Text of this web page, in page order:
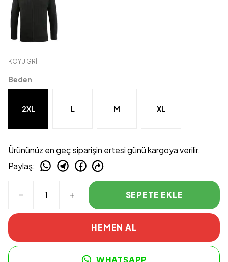
KOYU GRİ
Beden
2XL L M XL
Ürününüz en geç siparişin ertesi günü kargoya verilir.
Paylaş:
SEPETE EKLE
HEMEN AL